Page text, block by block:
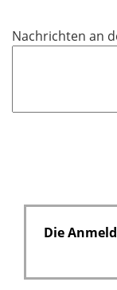
l
Nachrichten an
Die